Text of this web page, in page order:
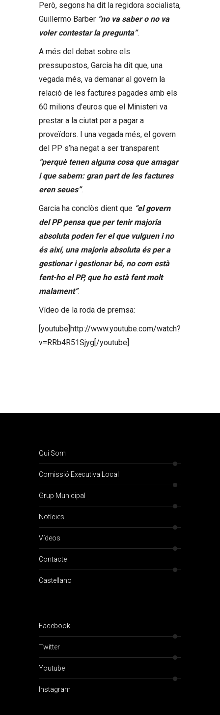
Però, segons ha dit la regidora socialista,
Guillermo Barber “no va saber o no va
voler contestar la pregunta”.
A més del debat sobre els
pressupostos, Garcia ha dit que, una
vegada més, va demanar al govern la
relació de les factures pagades amb els
60 milions d’euros que el Ministeri va
prestar a la ciutat per a pagar a
proveïdors. I una vegada més, el govern
del PP s’ha negat a ser transparent
“perquè tenen alguna cosa que amagar
i que sabem: gran part de les factures
eren seues”.
Garcia ha conclòs dient que “el govern
del PP pensa que per tenir majoria
absoluta poden fer el que vulguen i no
és així, una majoria absoluta és per a
gestionar i gestionar bé, no com està
fent-ho el PP, que ho està fent molt
malament”.
Vídeo de la roda de premsa:
[youtube]http://www.youtube.com/watch?
v=RRb4R51Sjyg[/youtube]
Qui Som
Comissió Executiva Local
Grup Municipal
Notícies
Vídeos
Contacte
Castellano
Facebook
Twitter
Youtube
Instagram